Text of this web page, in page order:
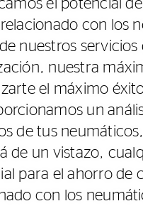
el potencial
con los
nuestros servicios
nuestra
el máximo
un
de tus
de un vistazo,
para el ahorro de
con los